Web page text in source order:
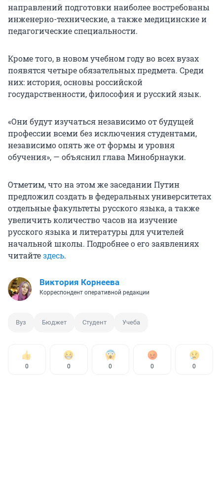
направлений подготовки наиболее востребованы
инженерно-технические, а также медицинские и
педагогические специальности.
Кроме того, в новом учебном году во всех вузах
появятся четыре обязательных предмета. Среди
них: история, основы российской
государственности, философия и русский язык.
«Они будут изучаться независимо от будущей
профессии всеми без исключения студентами,
независимо опять же от формы и уровня
обучения», — объяснил глава Минобрнауки.
Отметим, что на этом же заседании Путин
предложил создать в федеральных университетах
отдельные факультеты русского языка, а также
увеличить количество часов на изучение
русского языка и литературы для учителей
начальной школы. Подробнее о его заявлениях
читайтездесь.
Виктория Корнеева
Корреспондент оперативной редакции
Вуз Бюджет Студент Учеба
0 0 0 0 0